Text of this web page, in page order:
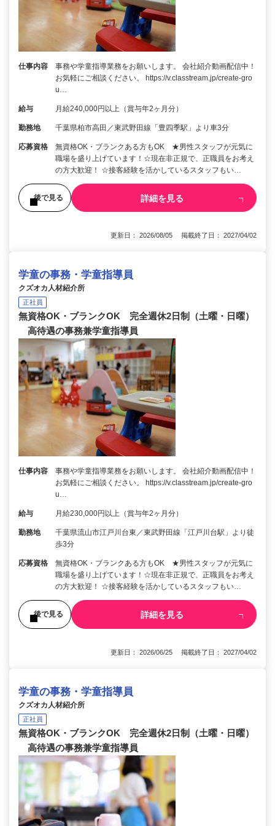
仕事内容
事務や学童指導業務をお願いします。 会社紹介動画配信中！
お気軽にご相談ください。 https://v.classtream.jp/create-gro
u…
給与 月給240,000円以上（賞与年2ヶ月分）
勤務地 千葉県柏市高田／東武野田線「豊四季駅」より車3分
応募資格
無資格OK・ブランクある方もOK ★男性スタッフが元気に
職場を盛り上げています！☆現在非正規で、正職員をお考え
の方大歓迎！ ☆接客経験を活かしているスタッフもい…
後で見る 詳細を見る
更新日： 2026/08/05 掲載終了日： 2027/04/02
学童の事務・学童指導員
クズオカ人材紹介所
正社員
無資格OK・ブランクOK 完全週休2日制（土曜・日曜）
高待遇の事務兼学童指導員
仕事内容
事務や学童指導業務をお願いします。 会社紹介動画配信中！
お気軽にご相談ください。 https://v.classtream.jp/create-gro
u…
給与 月給230,000円以上（賞与年2ヶ月分）
勤務地
千葉県流山市江戸川台東／東武野田線「江戸川台駅」より徒
歩3分
応募資格
無資格OK・ブランクある方もOK ★男性スタッフが元気に
職場を盛り上げています！☆現在非正規で、正職員をお考え
の方大歓迎！ ☆接客経験を活かしているスタッフもい…
後で見る 詳細を見る
更新日： 2026/06/25 掲載終了日： 2027/04/02
学童の事務・学童指導員
クズオカ人材紹介所
正社員
無資格OK・ブランクOK 完全週休2日制（土曜・日曜）
高待遇の事務兼学童指導員